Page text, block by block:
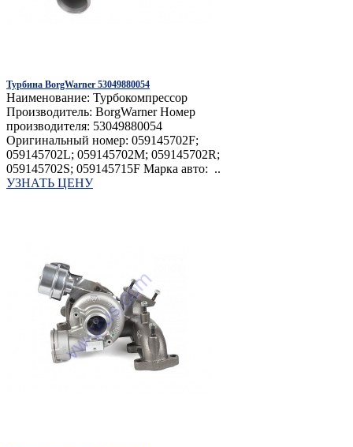
Турбина BorgWarner 53049880054
Наименование: Турбокомпрессор
Производитель: BorgWarner Номер
производителя: 53049880054
Оригинальный номер: 059145702F;
059145702L; 059145702M; 059145702R;
059145702S; 059145715F Марка авто: ..
УЗНАТЬ ЦЕНУ